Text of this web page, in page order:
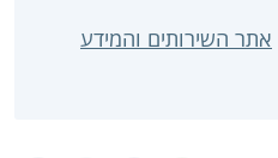
אתר השירותים והמידע